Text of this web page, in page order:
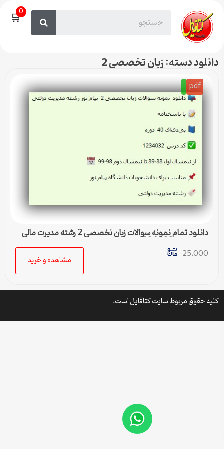
🛒0
دانلود دسته: زبان تخصصی 2
pdf
دانلود تمام نمونه سوالات زبان نخصصی 2 رشته مدیرت مالی
پیام نور کد 1234032
25,000
مشاهده و خرید
کلیه حقوق مربوط سایت کتافایل است.